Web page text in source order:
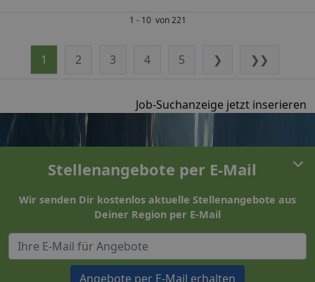
1 - 10 von 221
1 2 3 4 5 ❯ ❯❯
Job-Suchanzeige jetzt inserieren
Stellenangebote per E-Mail
Wir senden Dir kostenlos aktuelle Stellenangebote aus
Deiner Region per E-Mail
Angebote per E-Mail erhalten